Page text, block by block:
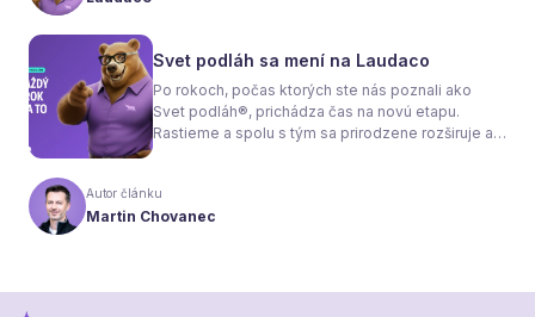
nielen na pocit tepla v miestnosti, ale aj na
spotrebu energie a celkové fungovanie kúrenia.
Svet podláh sa mení na Laudaco
Po rokoch, počas ktorých ste nás poznali ako
Svet podláh®, prichádza čas na novú etapu.
Rastieme a spolu s tým sa prirodzene rozširuje aj
vizuálnou identitou. Naším cieľom je, aby každý
váš krok stál za to.
Autor článku
Martin Chovanec